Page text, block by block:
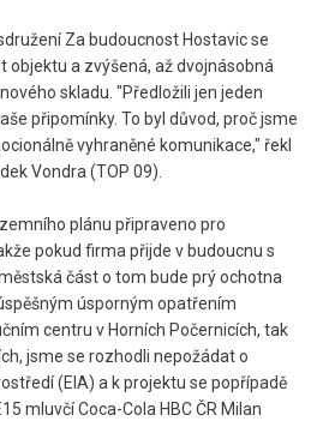
Za budoucnost Hostavic se
objektu a zvýšená, až dvojnásobná
skladu. "Předložili jen jeden
připomínky. To byl důvod, proč jsme
vyhraněné komunikace," řekl
Vondra (TOP 09).
plánu připraveno pro
pokud firma přijde v budoucnu s
část o tom bude prý ochotna
úsporným opatřením
centru v Horních Počernicích, tak
jsme se rozhodli nepožádat o
(EIA) a k projektu se popřípadě
mluvčí Coca-Cola HBC ČR Milan